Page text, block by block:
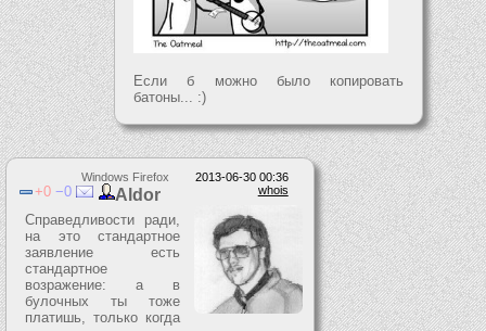
Если б можно было копировать
батоны... :)
2013-06-30 00:36
Windows Firefox
whois
0 0 Aldor
Справедливости ради,
на это стандартное
заявление есть
стандартное
возражение: а в
булочных ты тоже
платишь, только когда